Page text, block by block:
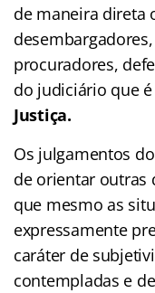
de maneira direta
procuradores,
do judiciário que
Justiça.
Os julgamentos do
de orientar outras
que mesmo as
expressamente
caráter de
contempladas e